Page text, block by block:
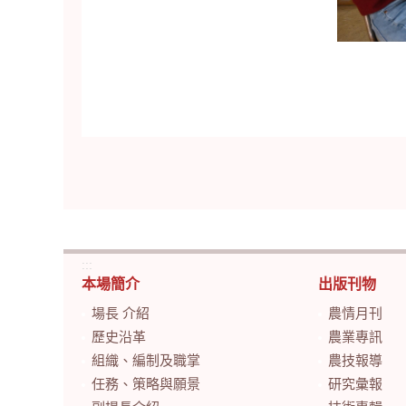
:::
本場簡介
場長 介紹
歷史沿革
組織、編制及職掌
任務、策略與願景
出版刊物
農情月刊
農業專訊
農技報導
研究彙報